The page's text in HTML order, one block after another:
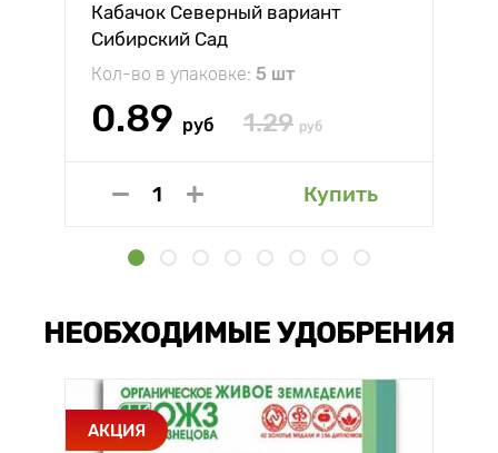
Кабачок Северный вариант
Сибирский Сад
Кол-во в упаковке: 5 шт
0.89 руб 1.29 руб
Купить
НЕОБХОДИМЫЕ УДОБРЕНИЯ
АКЦИЯ